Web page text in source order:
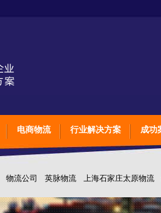
电商物流 行业解决方案 成功
物流公司 英脉物流 上海石家庄太原物流
制物流 上海石家庄太原综合专业定制物流